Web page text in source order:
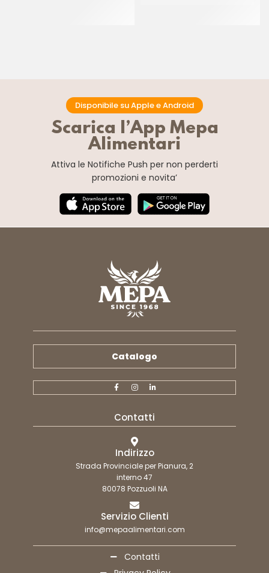
Disponibile su Apple e Android
Scarica l’App Mepa
Alimentari
Attiva le Notifiche Push per non perderti
promozioni e novita’
Catalogo
Contatti
Indirizzo
Strada Provinciale per Pianura, 2
interno 47
80078 Pozzuoli NA
Servizio Clienti
info@mepaalimentari.com
Contatti